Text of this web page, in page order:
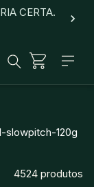
CERTA.
slowpitch-120g
4524 produtos